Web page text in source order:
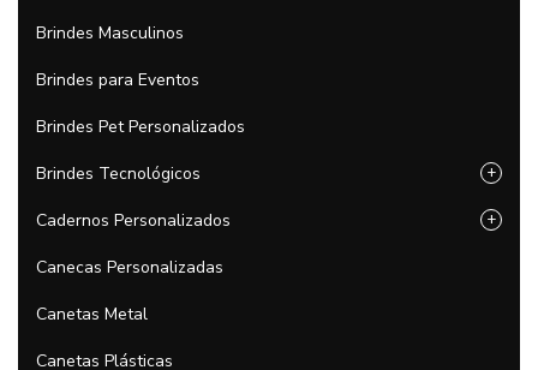
Brindes Masculinos
Brindes para Eventos
Brindes Pet Personalizados
Brindes Tecnológicos +
Cadernos Personalizados +
Canecas Personalizadas
Canetas Metal
Canetas Plásticas